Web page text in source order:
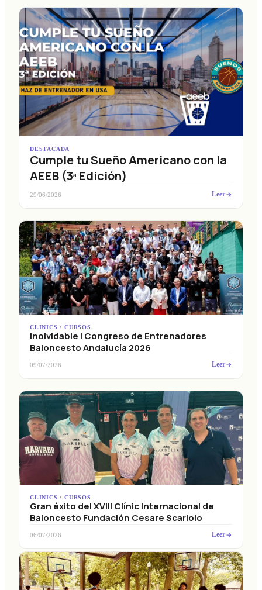
DESTACADA
Cumple tu Sueño Americano con la
AEEB (3ª Edición)
29/06/2026 Leer
CLINICS / CURSOS
Inolvidable I Congreso de Entrenadores
Baloncesto Andalucía 2026
09/07/2026 Leer
CLINICS / CURSOS
Gran éxito del XVIII Clínic Internacional de
Baloncesto Fundación Cesare Scariolo
06/07/2026 Leer